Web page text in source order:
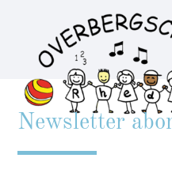
Suchbegriffe
Newsletter